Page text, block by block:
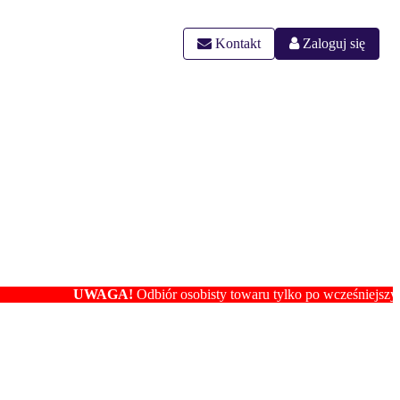
Kontakt Zaloguj się
UWAGA!Odbiór osobisty towaru tylko po wcześniejszym